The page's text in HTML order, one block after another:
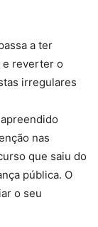
a ter
e reverter o
irregulares
nas
que saiu do
pública. O
o seu